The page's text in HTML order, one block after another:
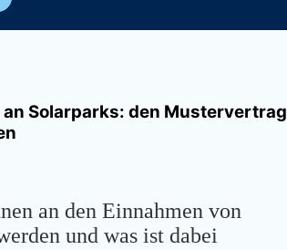
Solarparks: den Mustervertrag
an den Einnahmen von
und was ist dabei